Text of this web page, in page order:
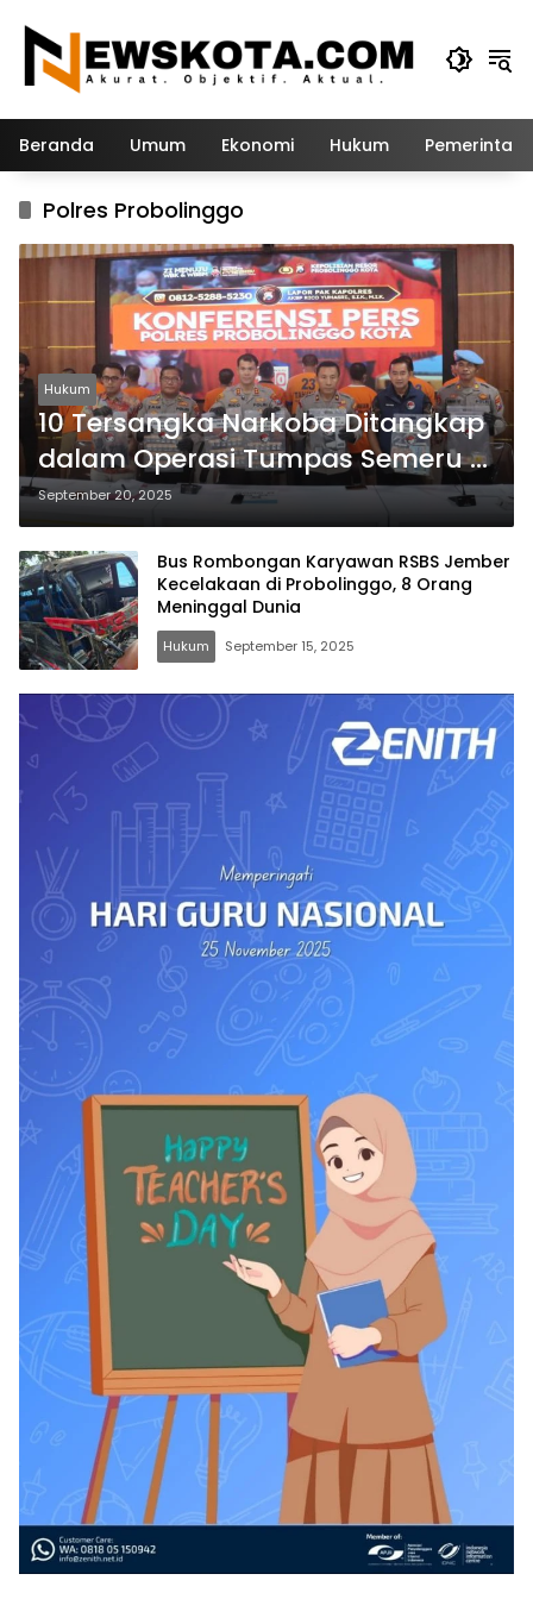
konten
Beranda Umum Ekonomi Hukum
Polres Probolinggo
Hukum
10 Tersangka Narkoba Ditangkap
dalam Operasi Tumpas Semeru di
Probolinggo
September 20, 2025
Bus Rombongan Karyawan RSBS Jember
Kecelakaan di Probolinggo, 8 Orang
Meninggal Dunia
Hukum September 15, 2025